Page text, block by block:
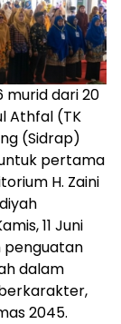
murid dari 20
Athfal (TK
(Sidrap)
pertama
H. Zaini
11 Juni
penguatan
dalam
2045.